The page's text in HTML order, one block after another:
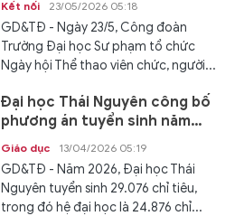
Kết nối 23/05/2026 05:18
GD&TĐ - Ngày 23/5, Công đoàn
Trường Đại học Sư phạm tổ chức
Ngày hội Thể thao viên chức, người...
Đại học Thái Nguyên công bố
phương án tuyển sinh năm
2026
Giáo dục 13/04/2026 05:19
GD&TĐ - Năm 2026, Đại học Thái
Nguyên tuyển sinh 29.076 chỉ tiêu,
trong đó hệ đại học là 24.876 chỉ...